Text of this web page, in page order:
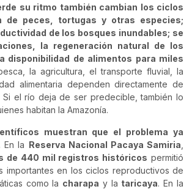
su ritmo también cambian los ciclos
de peces, tortugas y otras especies;
de los bosques inundables; se
la regeneración natural de los
disponibilidad de alimentos para miles
la agricultura, el transporte fluvial, la
alimentaria dependen directamente de
Si el río deja de ser predecible, también lo
habitan la Amazonía.
muestran que el problema ya
En la Reserva Nacional Pacaya Samiria
de 440 mil registros históricos permitió
importantes en los ciclos reproductivos de
como la charapa y la taricaya. En la